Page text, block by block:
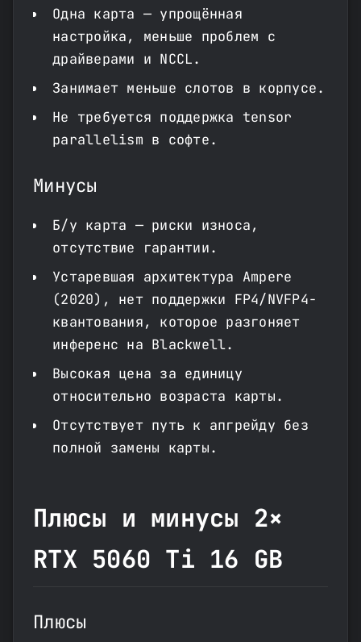
Одна карта — упрощённая
настройка, меньше проблем с
драйверами и NCCL.
Занимает меньше слотов в корпусе.
Не требуется поддержка tensor
parallelism в софте.
Минусы
Б/у карта — риски износа,
отсутствие гарантии.
Устаревшая архитектура Ampere
(2020), нет поддержки FP4/NVFP4-
квантования, которое разгоняет
инференс на Blackwell.
Высокая цена за единицу
относительно возраста карты.
Отсутствует путь к апгрейду без
полной замены карты.
Плюсы и минусы 2×
RTX 5060 Ti 16 GB
Плюсы